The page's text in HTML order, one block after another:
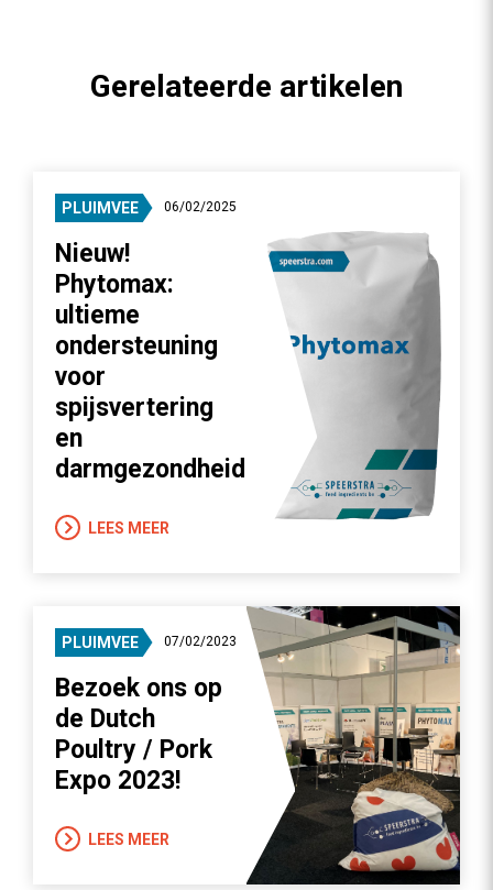
Gerelateerde artikelen
PLUIMVEE 06/02/2025
Nieuw!
Phytomax:
ultieme
ondersteuning
voor
spijsvertering
en
darmgezondheid
LEES MEER
PLUIMVEE 07/02/2023
Bezoek ons op
de Dutch
Poultry / Pork
Expo 2023!
LEES MEER